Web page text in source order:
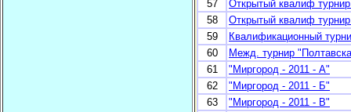
57
Открытый квалиф
58
Открытый квалиф
59
Квалификационный
60
Межд. турнир
61
"Миргород - 2011 - А"
62
"Миргород - 2011 - Б"
63
"Миргород - 2011 - В"